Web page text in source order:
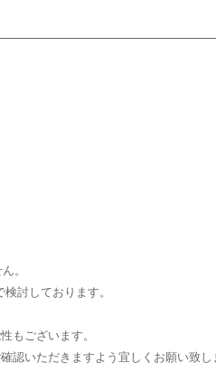
。
討しております。
もございます。
認いただきますよう宜しくお願い致し